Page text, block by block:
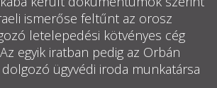
ismerőse feltűnt az orosz
letelepedési kötvényes cég
egyik iratban pedig az Orbán
ügyvédi iroda munkatársa